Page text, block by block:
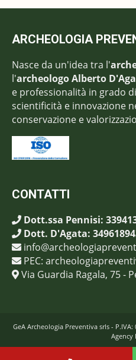
ARCHEOLOGIA
Nasce da un'idea tra l'
l'archeologo Alberto
e professionalità in grado
scientificità e innovazione
conservazione e
CONTATTI
Dott.ssa Pennisi:
Dott. D'Agata:
PEC:
Via Guardia Ragala, 75 -
GeA Archeologia Preventiva srls - P.IVA:
Agency